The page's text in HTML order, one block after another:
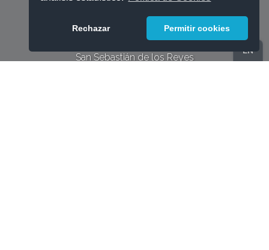
Rechazar Permitir cookies
EN
+34 910 602 356
info@teralevel.com
Avda. Puente Cultural 1bis, 1a planta
San Sebastián de los Reyes